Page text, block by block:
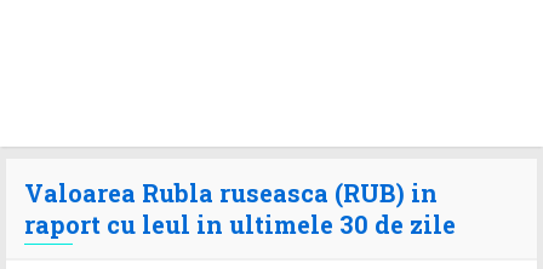
Valoarea Rubla ruseasca (RUB) in
raport cu leul in ultimele 30 de zile